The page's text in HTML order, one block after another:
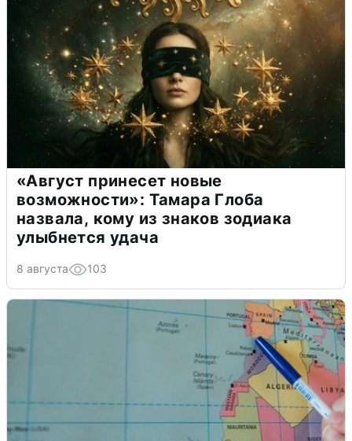
«Август принесет новые
возможности»: Тамара Глоба
назвала, кому из знаков зодиака
улыбнется удача
8 августа 103